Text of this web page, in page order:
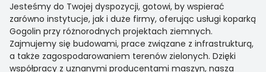
Jesteśmy do Twojej dyspozycji, gotowi, by wspierać
zarówno instytucje, jak i duże firmy, oferując usługi koparką
Gogolin przy różnorodnych projektach ziemnych.
Zajmujemy się budowami, prace związane z infrastrukturą,
a także zagospodarowaniem terenów zielonych. Dzięki
współpracy z uznanymi producentami maszyn, nasza